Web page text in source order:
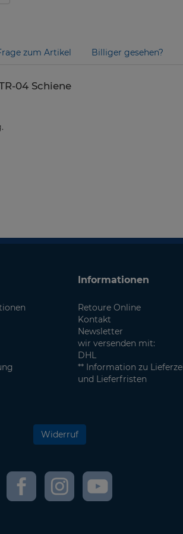
zum Artikel Billiger gesehen?
04 Schiene
Informationen
Retoure Online
Kontakt
Newsletter
wir versenden mit:
DHL
** Information zu
und Lieferfristen
Widerruf